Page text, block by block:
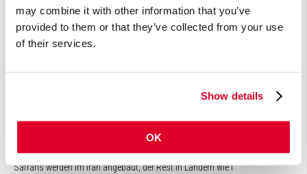
may combine it with other information that you’ve
provided to them or that they’ve collected from your use
of their services.
Show details
OK
Quercetin Ein vielseitiges Biomolekül
Substanz, die zu den Flavonolen, einer Untergruppe der Bioflavonoide,
gehört.
Ginkgo biloba, Wirkungsmechanismen und klinische Anwendungen
Safran Das rote Gold
Das aromatische Gewürz Safran besteht aus den getrockneten
Familie der Schwertliliengewächse oder Iridaceae). Mehr als 80% des
Safrans werden im Iran angebaut, der Rest in Ländern wie I